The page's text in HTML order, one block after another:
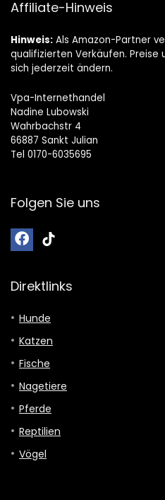
Affiliate-Hinweis
Hinweis: Als Amazon-Partner
qualifizierten Verkäufen. Preise
sich jederzeit ändern.
Vpa-Internethandel
Nadine Lubowski
Wahrbachstr 4
66887 Sankt Julian
Tel 0170-6035695
Folgen Sie uns
Direktlinks
Hunde
Katzen
Fische
Nagetiere
Pferde
Reptilien
Vögel